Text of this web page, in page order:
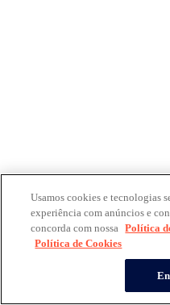
Usamos cookies e tecnologias
experiência com anúncios e
concorda com nossa Política
Política de Cookies